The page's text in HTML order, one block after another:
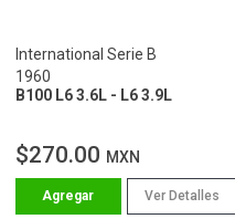
International Serie B
1960
B100 L6 3.6L - L6 3.9L
$270.00 MXN
Ver Detalles